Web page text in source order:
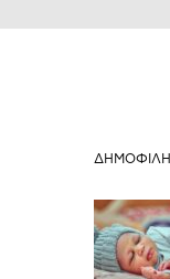
ΔΗΜΟΦΙΛΉ